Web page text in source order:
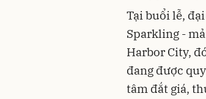
Tại buổi lễ,
Sparkling -
Harbor City,
đang được
tâm đắt giá,